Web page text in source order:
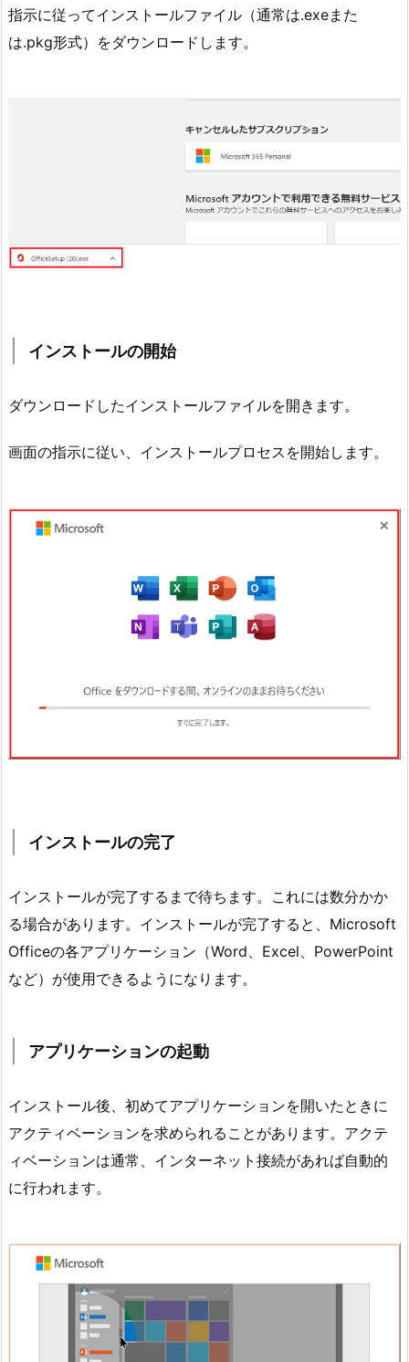
指示に従ってインストールファイル（通常は.exeまた
は.pkg形式）をダウンロードします。
インストールの開始
ダウンロードしたインストールファイルを開きます。
画面の指示に従い、インストールプロセスを開始します。
インストールの完了
インストールが完了するまで待ちます。これには数分かか
る場合があります。インストールが完了すると、Microsoft
Officeの各アプリケーション（Word、Excel、PowerPoint
など）が使用できるようになります。
アプリケーションの起動
インストール後、初めてアプリケーションを開いたときに
アクティベーションを求められることがあります。アクテ
ィベーションは通常、インターネット接続があれば自動的
に行われます。